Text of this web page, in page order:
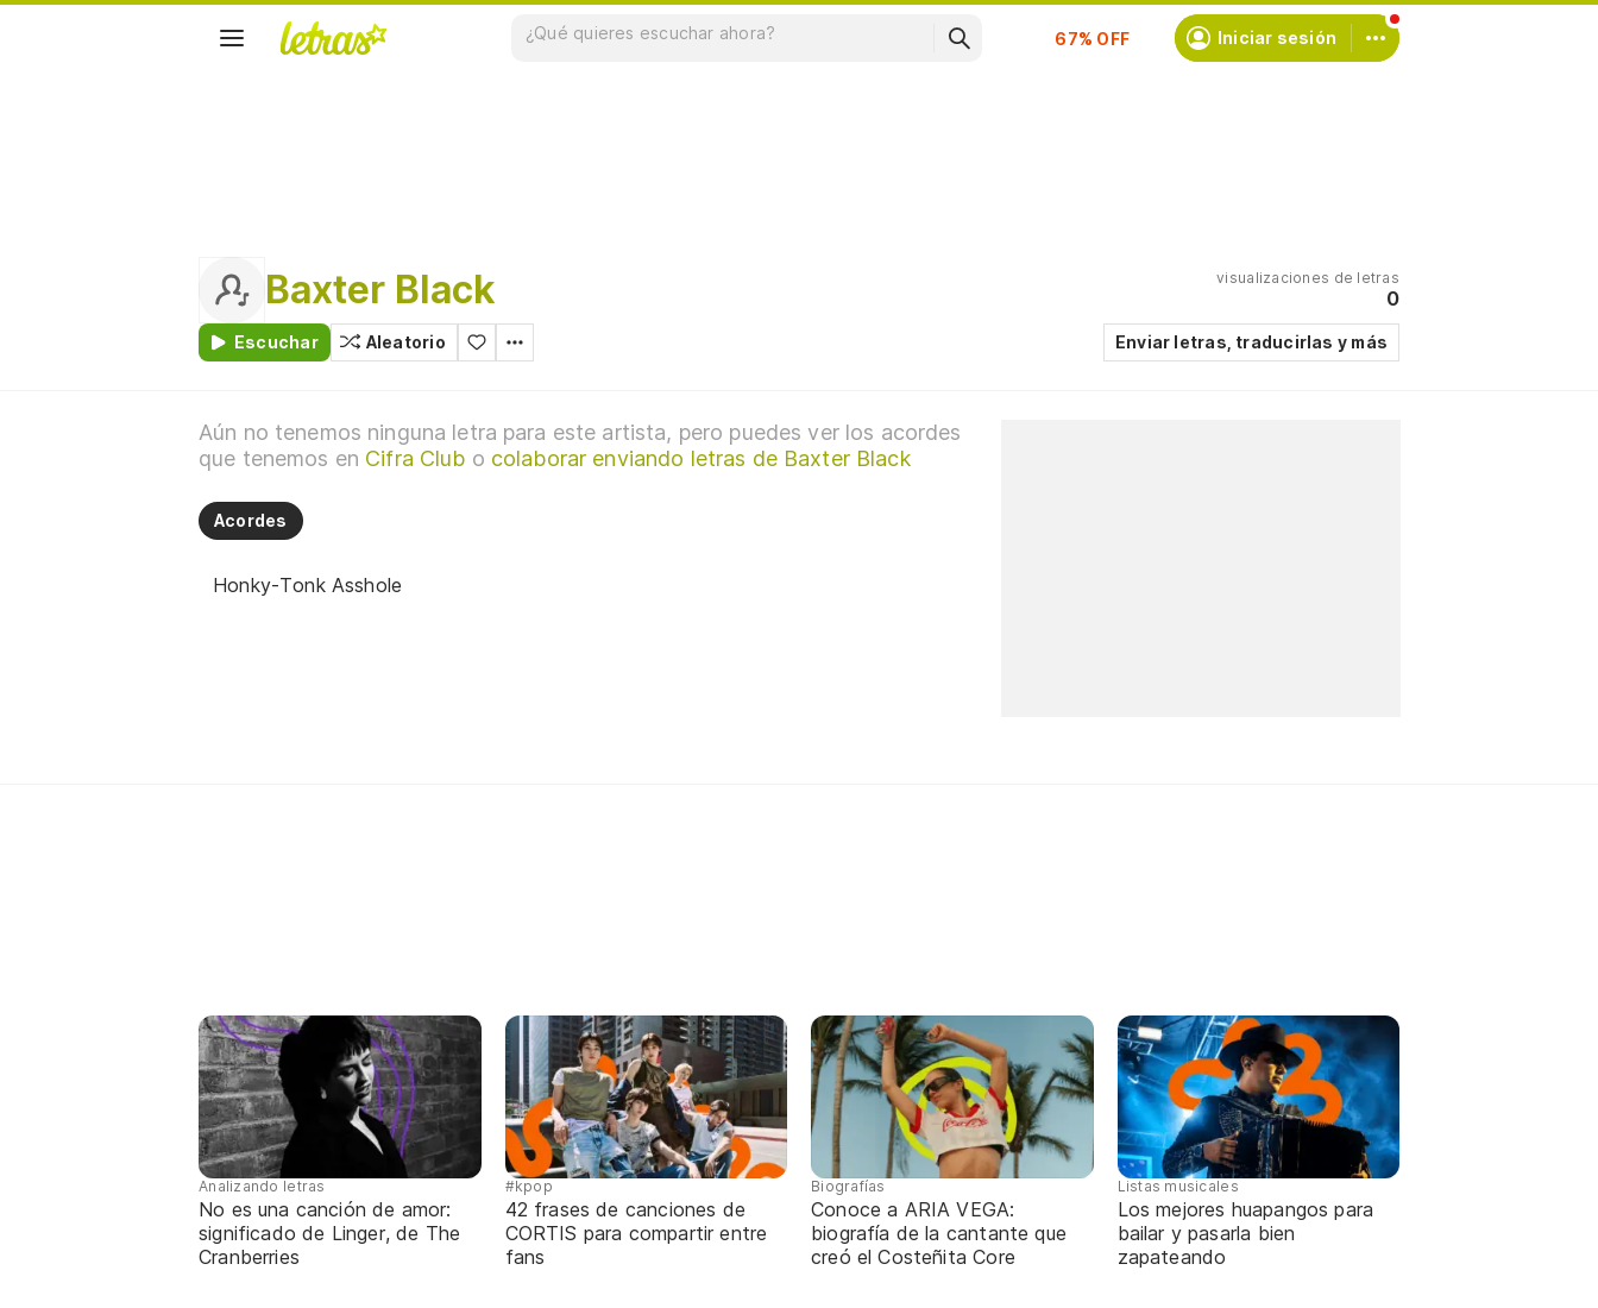
Suscríbete
Iniciar sesión
Baxter Black
Escuchar Aleatorio
visualizaciones de letras
0
Enviar letras, traducirlas y más
Aún no tenemos ninguna letra para este artista, pero puedes ver los acordes
que tenemos en Cifra Club o colaborar enviando letras de Baxter Black
Acordes
Honky-Tonk Asshole
Analizando letras
No es una canción de amor:
significado de Linger, de The
Cranberries
#kpop
42 frases de canciones de
CORTIS para compartir entre
fans
Biografías
Conoce a ARIA VEGA:
biografía de la cantante que
creó el Costeñita Core
Listas musicales
Los mejores huapangos para
bailar y pasarla bien
zapateando